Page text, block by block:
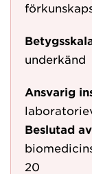
underkänd
Ansvarig
Beslutad
20